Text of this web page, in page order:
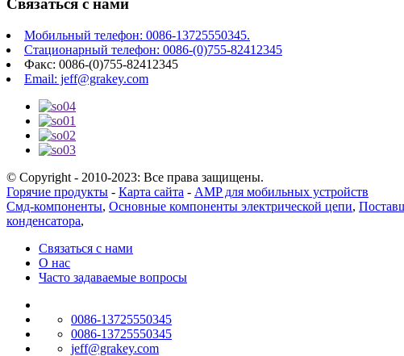
Связаться с нами
Мобильный телефон: 0086-13725550345.
Стационарный телефон: 0086-(0)755-82412345
Факс: 0086-(0)755-82412345
Email: jeff@grakey.com
© Copyright - 2010-2023: Все права защищены.
Горячие продукты - Карта сайта - AMP для мобильных устройств
Смд-компоненты, Основные компоненты электрической цепи,
конденсатора,
Связаться с нами
О нас
Часто задаваемые вопросы
0086-13725550345
0086-13725550345
jeff@grakey.com